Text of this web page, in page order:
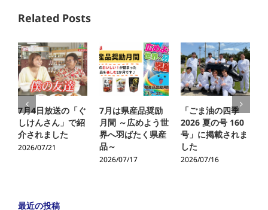
Related Posts
7月4日放送の「ぐ
しけんさん」で紹
介されました
2026/07/21
7月は県産品奨励
月間 ～広めよう世
界へ羽ばたく県産
品～
2026/07/17
「ごま油の四季
2026 夏の号 160
号」に掲載されま
した
2026/07/16
最近の投稿